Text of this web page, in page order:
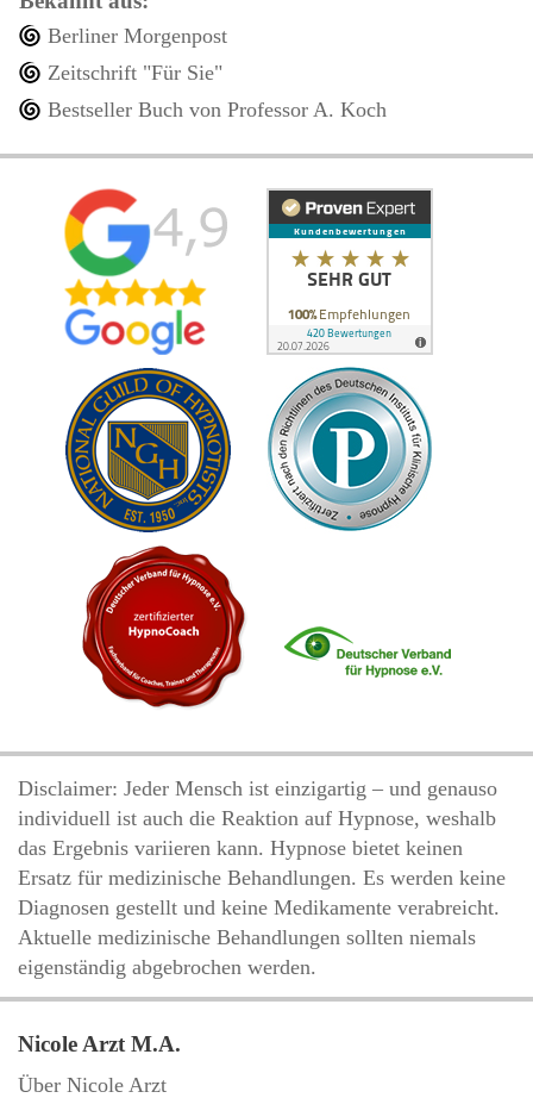
Berliner Morgenpost
Zeitschrift "Für Sie"
Bestseller Buch von Professor A. Koch
Disclaimer: Jeder Mensch ist einzigartig – und genauso
individuell ist auch die Reaktion auf Hypnose, weshalb
das Ergebnis variieren kann. Hypnose bietet keinen
Ersatz für medizinische Behandlungen. Es werden keine
Diagnosen gestellt und keine Medikamente verabreicht.
Aktuelle medizinische Behandlungen sollten niemals
eigenständig abgebrochen werden.
Nicole Arzt M.A.
Über Nicole Arzt